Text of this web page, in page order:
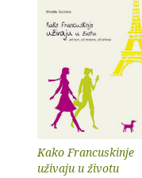
Kako Francuskinje
uživaju u životu